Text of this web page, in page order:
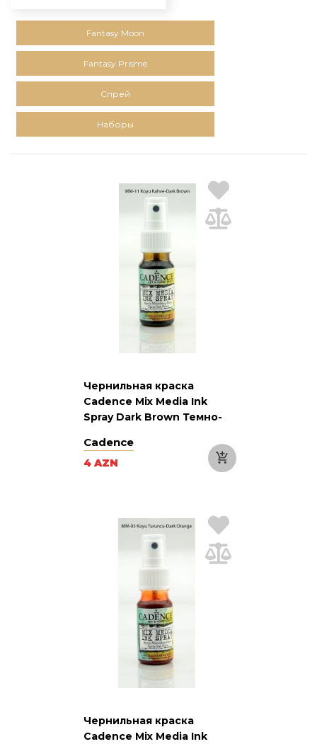
Fantasy Moon
Fantasy Prisme
Спрей
Наборы
Чернильная краска
Cadence Mix Media Ink
Spray Dark Brown Темно-
Cadence
4 AZN
Чернильная краска
Cadence Mix Media Ink